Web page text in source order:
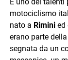
motociclismo
nato a Rimini ed
erano parte
segnata da un